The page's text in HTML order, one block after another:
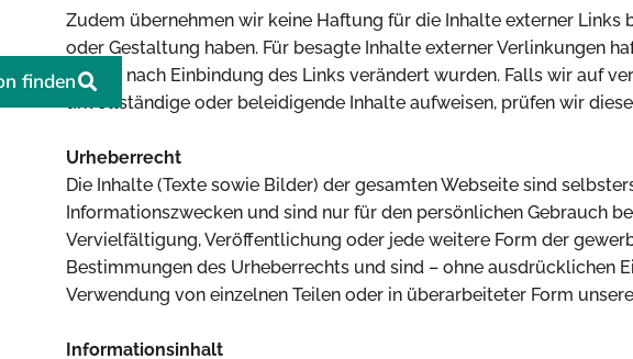
finden
Zudem übernehmen wir keine Haftung für die Inhalte externer Links
oder Gestaltung haben. Für besagte Inhalte externer Verlinkungen
Inhalte nach Einbindung des Links verändert wurden. Falls wir auf
unvollständige oder beleidigende Inhalte aufweisen, prüfen wir
Urheberrecht
Die Inhalte (Texte sowie Bilder) der gesamten Webseite sind
Informationszwecken und sind nur für den persönlichen Gebrauch
Vervielfältigung, Veröffentlichung oder jede weitere Form der
Bestimmungen des Urheberrechts und sind – ohne ausdrücklichen
Verwendung von einzelnen Teilen oder in überarbeiteter Form
Informationsinhalt